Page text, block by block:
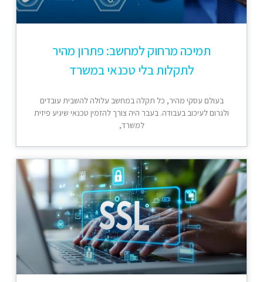
תמיכה מרחוק למחשב: פתרון מהיר
לתקלות בלי טכנאי במשרד
בעולם עסקי מהיר, כל תקלה במחשב עלולה להשבית עובדים
ולגרום לעיכוב בעבודה. בעבר היה צורך להזמין טכנאי שיגיע פיזית
למשרד,